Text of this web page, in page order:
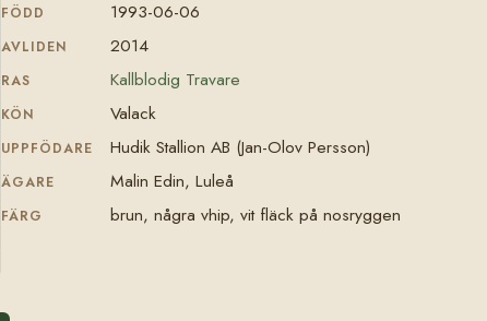
FÖDD 1993-06-06
AVLIDEN 2014
RAS Kallblodig Travare
KÖN Valack
UPPFÖDARE Hudik Stallion AB (Jan-Olov Persson)
ÄGARE Malin Edin, Luleå
FÄRG brun, några vhip, vit fläck på nosryggen